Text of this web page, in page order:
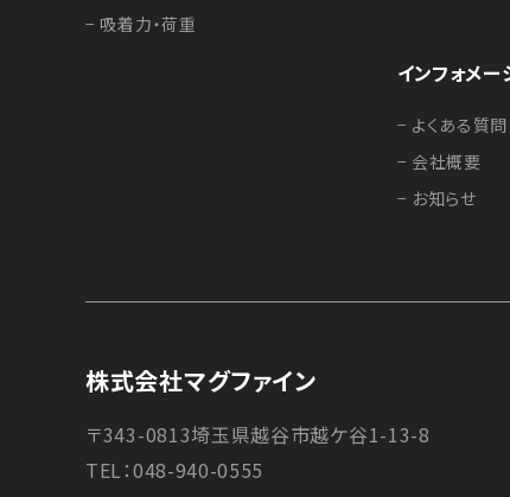
− 吸着力・荷重
インフォメー
− よくある質問
− 会社概要
− お知らせ
株式会社マグファイン
〒343-0813埼玉県越谷市越ケ谷1-13-8
TEL：048-940-0555